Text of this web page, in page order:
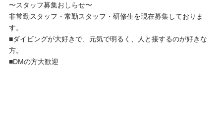
〜スタッフ募集おしらせ〜
非常勤スタッフ・常勤スタッフ・研修生を現在募集しておりま
す。
■ダイビングが大好きで、元気で明るく、人と接するのが好きな
方。
■DMの方大歓迎